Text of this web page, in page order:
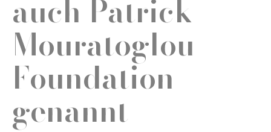
auch Patrick
Mouratoglou
Foundation
genannt